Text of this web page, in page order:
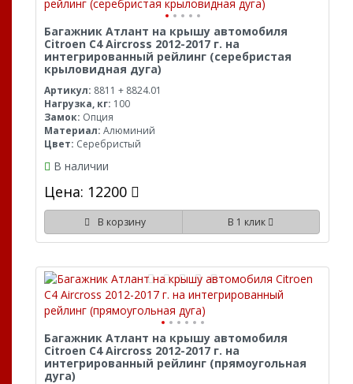
Багажник Атлант на крышу автомобиля
Citroen C4 Aircross 2012-2017 г. на
интегрированный рейлинг (серебристая
крыловидная дуга)
Артикул: 8811 + 8824.01
Нагрузка, кг: 100
Замок: Опция
Материал: Алюминий
Цвет: Серебристый
В наличии
Цена: 12200
В корзину В 1 клик
Багажник Атлант на крышу автомобиля
Citroen C4 Aircross 2012-2017 г. на
интегрированный рейлинг (прямоугольная
дуга)